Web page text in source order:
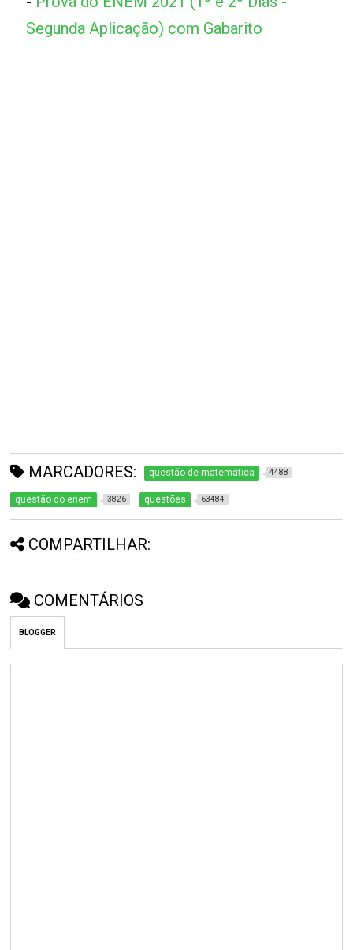
Segunda Aplicação) com Gabarito
MARCADORES: questão de matemática 4488
questão do enem 3826 questões 63484
COMPARTILHAR:
COMENTÁRIOS
BLOGGER